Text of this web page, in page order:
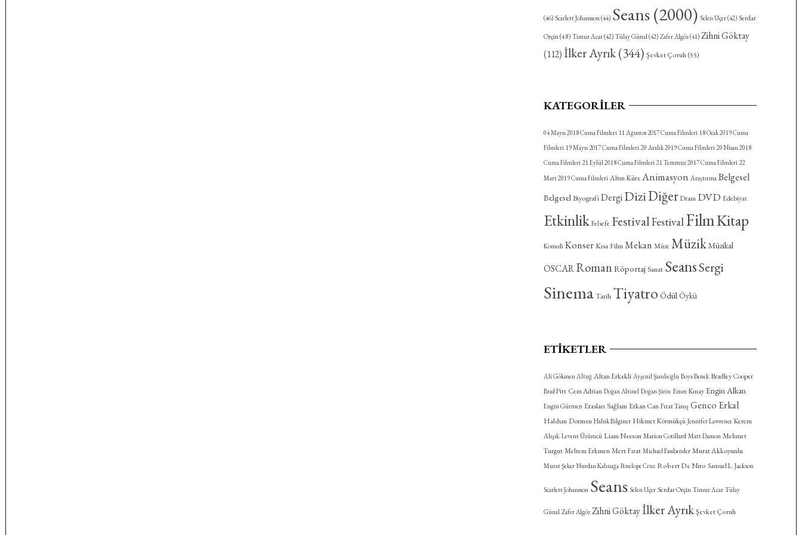
(46) Scarlett Johansson(44) Seans(2000) Selen Uçer(42) Serdar
Orçin(48) Timur Acar(42) Tülay Günal(42) Zafer Algöz(41) Zihni Göktay
(112)İlker Ayrık(344) Şevket Çoruh(55)
KATEGORILER
04 Mayıs 2018 Cuma Filmleri 11 Ağustos 2017 Cuma Filmleri 18 Ocak 2019 Cuma
Filmleri 19 Mayıs 2017 Cuma Filmleri 20 Aralık 2019 Cuma Filmleri 20 Nisan 2018
Cuma Filmleri 21 Eylül 2018 Cuma Filmleri 21 Temmuz 2017 Cuma Filmleri 22
Mart 2019 Cuma Filmleri Altın Küre Animasyon Araştırma Belgesel
Belgesel Biyografi Dergi DiziDiğer Dram DVD Edebiyat
Etkinlik Felsefe FestivalFestivalFilmKitap
Komedi Konser Kısa FilmMekan Müze MüzikMüzikal
OSCAR RomanRöportaj Sanat SeansSergi
Sinema Tarih Tiyatro Ödül Öykü
ETIKETLER
Ali Gökmen Altuğ Altan Erkekli Ayşenil Şamlıoğlu Boya Benek Bradley Cooper
Brad Pitt Cem Adrian Doğan Altınel Doğan Şirin Emre Kınay Engin Alkan
Engin Gürmen Eraslan Sağlam Erkan Can Fırat Tanış Genco Erkal
Haldun Dormen Haluk Bilginer Hikmet Körmükçü Jennifer Lawrence Kerem
Alışık Levent Üzümcü Liam Neeson Marion Cotillard Matt Damon Mehmet
Turgut Meltem Erkmen Mert Fırat Michael Fassbender Murat Akkoyunlu
Murat Şeker Nurdan Kalınağa Penelope Cruz Robert De Niro Samuel L. Jackson
Scarlett Johansson Seans Selen Uçer Serdar Orçin Timur Acar Tülay
Günal Zafer Algöz Zihni Göktayİlker Ayrık Şevket Çoruh